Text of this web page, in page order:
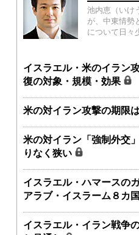
池内恵（いけ
が、中東情勢
について日々
イスラエル・米のイラン
復の対象・規模・効果
米の対イラン攻撃の期限
米の対イラン「強制外交
りなく狭い
イスラエル・ハマースの
アラブ・イスラーム８カ
イスラエル・イラン戦争